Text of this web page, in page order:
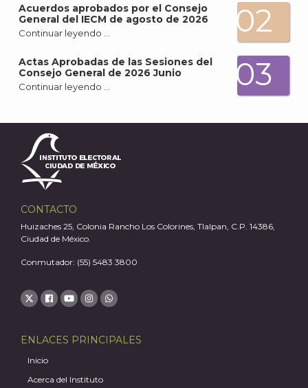
Acuerdos aprobados por el Consejo
General del IECM de agosto de 2026
Continuar leyendo … 02
Actas Aprobadas de las Sesiones del
Consejo General de 2026 Junio
Continuar leyendo … 03
CONTACTO
Huizaches 25, Colonia Rancho Los Colorines, Tlalpan, C.P. 14386,
Ciudad de México.
Conmutador: (55) 5483 3800
ENLACES PRINCIPALES
Inicio
Acerca del Instituto